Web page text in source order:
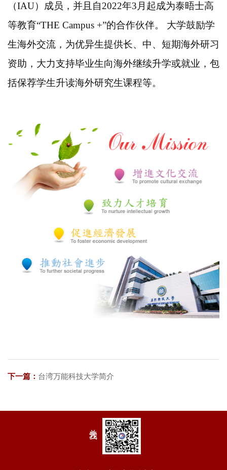
（IAU）成员，并且自2022年3月起成为泰晤士高
等教育“THE Campus +”的合作伙伴。 大学鼓励学
生海外交流，为优异生提供长、中、短期海外研习
资助，大力支持毕业生向海外继续升学或就业，包
括保荐学生升读海外研究生课程等。
下一篇： 台湾万能科技大学简介